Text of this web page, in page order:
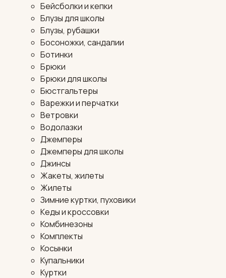
Бейсболки и кепки
Блузы для школы
Блузы, рубашки
Босоножки, сандалии
Ботинки
Брюки
Брюки для школы
Бюстгальтеры
Варежки и перчатки
Ветровки
Водолазки
Джемперы
Джемперы для школы
Джинсы
Жакеты, жилеты
Жилеты
Зимние куртки, пуховики
Кеды и кроссовки
Комбинезоны
Комплекты
Косынки
Купальники
Куртки